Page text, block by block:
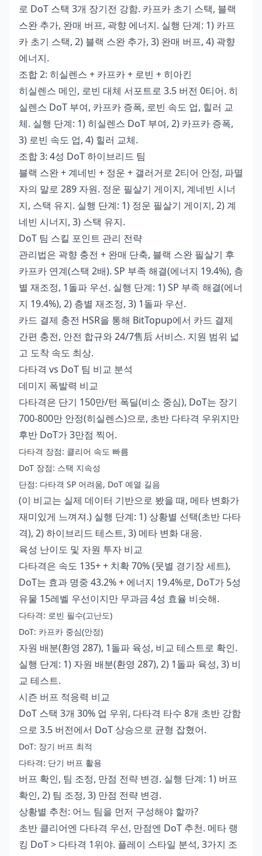
로 DoT 스택 3개 장기전 강함. 카프카 초기 스택, 블랙
스완 추가, 완매 버프, 곽향 에너지. 실행 단계: 1) 카프
카 초기 스택, 2) 블랙 스완 추가, 3) 완매 버프, 4) 곽향
에너지.
조합 2: 히실렌스 + 카프카 + 로빈 + 히아킨
히실렌스 메인, 로빈 대체 서포트로 3.5 버전 0티어. 히
실렌스 DoT 부여, 카프카 증폭, 로빈 속도 업, 힐러 교
체. 실행 단계: 1) 히실렌스 DoT 부여, 2) 카프카 증폭,
3) 로빈 속도 업, 4) 힐러 교체.
조합 3: 4성 DoT 하이브리드 팀
블랙 스완 + 계네빈 + 정운 + 갤러거로 2티어 안정, 파멸
자의 말로 289 자원. 정운 필살기 게이지, 계네빈 시너
지, 스택 유지. 실행 단계: 1) 정운 필살기 게이지, 2) 계
네빈 시너지, 3) 스택 유지.
DoT 팀 스킬 포인트 관리 전략
관리법은 곽향 충전 + 완매 단축, 블랙 스완 필살기 후
카프카 연계(스택 2배). SP 부족 해결(에너지 19.4%), 층
별 재조정, 1돌파 우선. 실행 단계: 1) SP 부족 해결(에너
지 19.4%), 2) 층별 재조정, 3) 1돌파 우선.
카드 결제 충전 HSR을 통해 BitTopup에서 카드 결제
간편 충전, 안전 합규와 24/7售后 서비스. 지원 범위 넓
고 도착 속도 최상.
다타격 vs DoT 팀 비교 분석
데미지 폭발력 비교
다타격은 단기 150만/턴 폭딜(비소 중심), DoT는 장기
700-800만 안정(히실렌스)으로, 초반 다타격 우위지만
후반 DoT가 3만점 찍어.
다타격 장점: 클리어 속도 빠름
DoT 장점: 스택 지속성
단점: 다타격 SP 어려움, DoT 예열 길음
(이 비교는 실제 데이터 기반으로 봤을 때, 메타 변화가
재미있게 느껴져.) 실행 단계: 1) 상황별 선택(초반 다타
격), 2) 하이브리드 테스트, 3) 메타 변화 대응.
육성 난이도 및 자원 투자 비교
다타격은 속도 135+ + 치확 70% (뭇별 경기장 세트),
DoT는 효과 명중 43.2% + 에너지 19.4%로, DoT가 5성
유물 15레벨 우선이지만 무과금 4성 효율 비슷해.
다타격: 로빈 필수(고난도)
DoT: 카프카 중심(안정)
자원 배분(환영 287), 1돌파 육성, 비교 테스트로 확인.
실행 단계: 1) 자원 배분(환영 287), 2) 1돌파 육성, 3) 비
교 테스트.
시즌 버프 적응력 비교
DoT 스택 3개 30% 업 우위, 다타격 타수 8개 초반 강함
으로 3.5 버전에서 DoT 상승으로 균형 잡혔어.
DoT: 장기 버프 최적
다타격: 단기 버프 활용
버프 확인, 팀 조정, 만점 전략 변경. 실행 단계: 1) 버프
확인, 2) 팀 조정, 3) 만점 전략 변경.
상황별 추천: 어느 팀을 먼저 구성해야 할까?
초반 클리어엔 다타격 우선, 만점엔 DoT 추천. 메타 랭
킹 DoT > 다타격 1위야. 플레이 스타일 분석, 3가지 조